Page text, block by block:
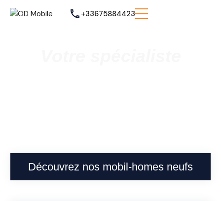
+33675884423
Découvrez nos mobil-homes neufs